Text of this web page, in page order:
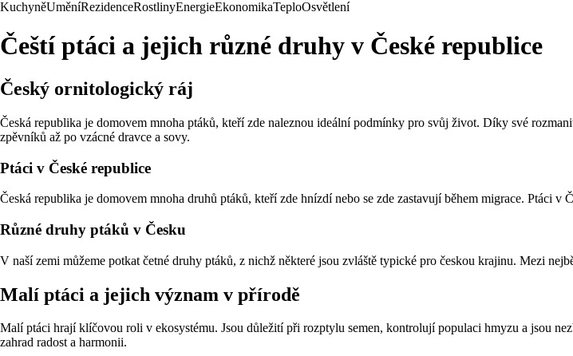
KuchyněUměníRezidenceRostlinyEnergieEkonomikaTeploOsvětlení
Čeští ptáci a jejich různé druhy v České republice
Český ornitologický ráj
Česká republika je domovem mnoha ptáků, kteří zde naleznou ideální podmínky pro svůj život. Díky své
zpěvníků až po vzácné dravce a sovy.
Ptáci v České republice
Česká republika je domovem mnoha druhů ptáků, kteří zde hnízdí nebo se zde zastavují během migrace. Ptáci
Různé druhy ptáků v Česku
V naší zemi můžeme potkat četné druhy ptáků, z nichž některé jsou zvláště typické pro českou krajinu. Mezi
Malí ptáci a jejich význam v přírodě
Malí ptáci hrají klíčovou roli v ekosystému. Jsou důležití při rozptylu semen, kontrolují populaci hmyzu a jsou
zahrad radost a harmonii.